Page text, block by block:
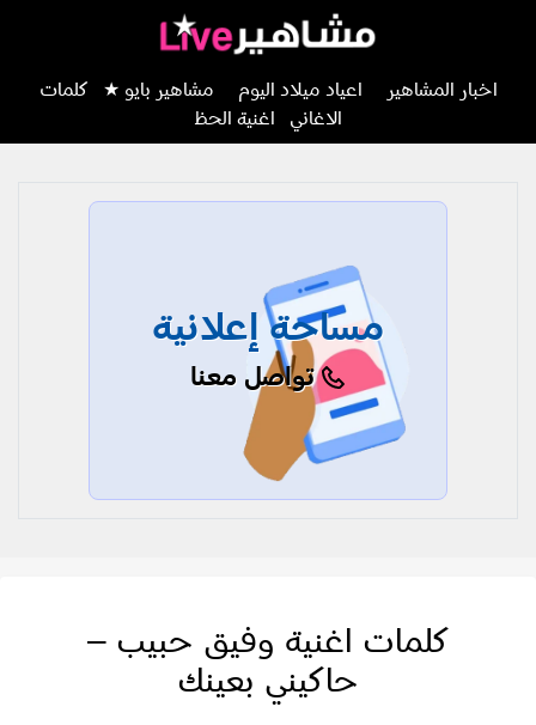
اخبار المشاهير اعياد ميلاد اليوم مشاهير بايو ★
كلمات
الاغاني
اغنية الحظ
مساحة إعلانية
تواصل معنا
كلمات اغنية وفيق حبيب –
حاكيني بعينك